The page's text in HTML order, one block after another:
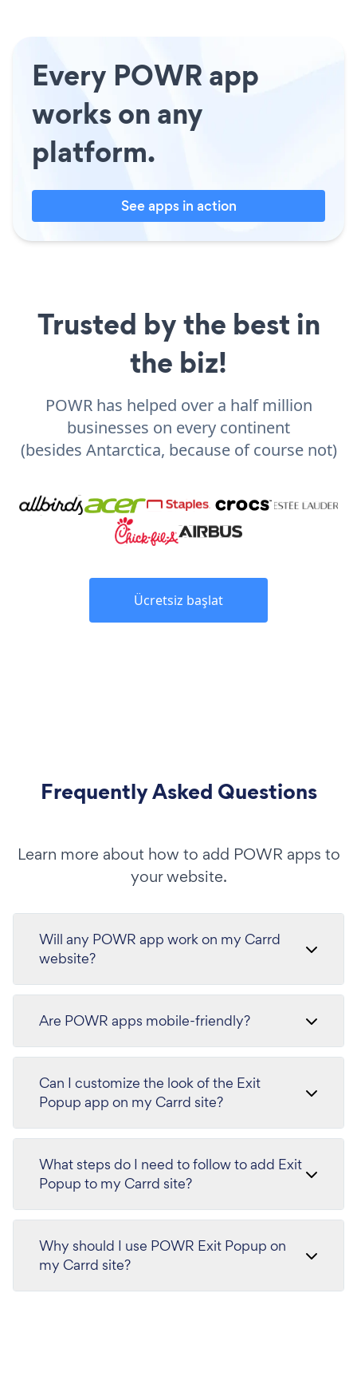
Every POWR app
works on any
platform.
See apps in action
Trusted by the best in
the biz!
POWR has helped over a half million
businesses on every continent
(besides Antarctica, because of course not)
Ücretsiz başlat
Frequently Asked Questions
Learn more about how to add POWR apps to
your website.
Will any POWR app work on my Carrd
website?
Are POWR apps mobile-friendly?
Can I customize the look of the Exit
Popup app on my Carrd site?
What steps do I need to follow to add Exit
Popup to my Carrd site?
Why should I use POWR Exit Popup on
my Carrd site?